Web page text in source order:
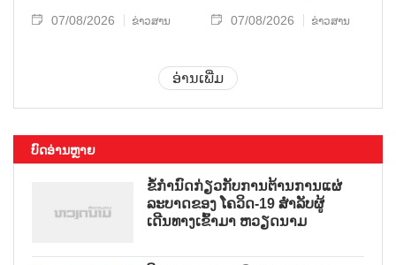
07/08/2026 ຂ່າວສານ 07/08/2026 ຂ່າວສານ
ອ່ານເພີ່ມ
ບົດອ່ານຫຼາຍ
ຂໍ້ກຳນົດກ່ຽວກັບການຕ້ານການແຜ່
ລະບາດຂອງ ໂຄວິດ-19 ສຳລັບຜູ້
ເດີນທາງເຂົ້າມາ ຫວຽດນາມ